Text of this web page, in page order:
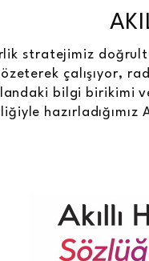
stratejimiz
çalışıyor,
bilgi birikimi
hazırladığımız